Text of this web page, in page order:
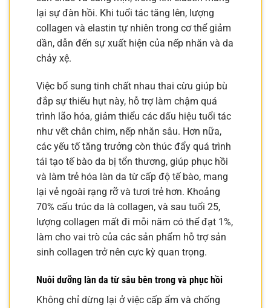
lại sự đàn hồi. Khi tuổi tác tăng lên, lượng
collagen và elastin tự nhiên trong cơ thể giảm
dần, dẫn đến sự xuất hiện của nếp nhăn và da
chảy xệ.
Việc bổ sung tinh chất nhau thai cừu giúp bù
đắp sự thiếu hụt này, hỗ trợ làm chậm quá
trình lão hóa, giảm thiểu các dấu hiệu tuổi tác
như vết chân chim, nếp nhăn sâu. Hơn nữa,
các yếu tố tăng trưởng còn thúc đẩy quá trình
tái tạo tế bào da bị tổn thương, giúp phục hồi
và làm trẻ hóa làn da từ cấp độ tế bào, mang
lại vẻ ngoài rạng rỡ và tươi trẻ hơn. Khoảng
70% cấu trúc da là collagen, và sau tuổi 25,
lượng collagen mất đi mỗi năm có thể đạt 1%,
làm cho vai trò của các sản phẩm hỗ trợ sản
sinh collagen trở nên cực kỳ quan trọng.
Nuôi dưỡng làn da từ sâu bên trong và phục hồi
Không chỉ dừng lại ở việc cấp ẩm và chống